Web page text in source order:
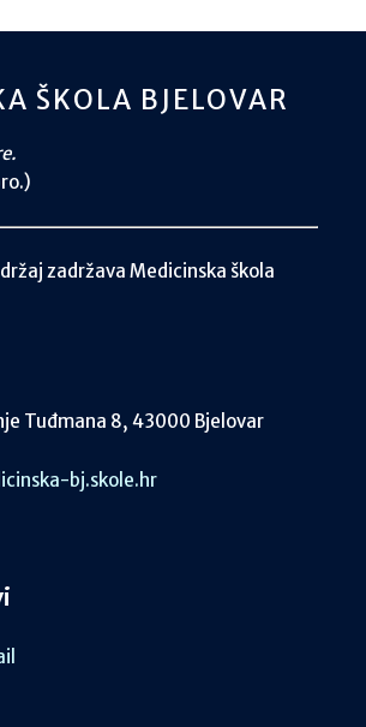
ŠKOLA BJELOVAR
zadržava Medicinska škola
Tuđmana 8, 43000 Bjelovar
bj.skole.hr